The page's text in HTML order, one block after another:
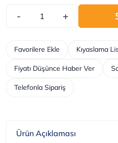
- +
Telefonla Sipariş
Kıyaslama
Favorilere Ekle
Fiyatı Düşünce Haber Ver
Ürün Açıklaması